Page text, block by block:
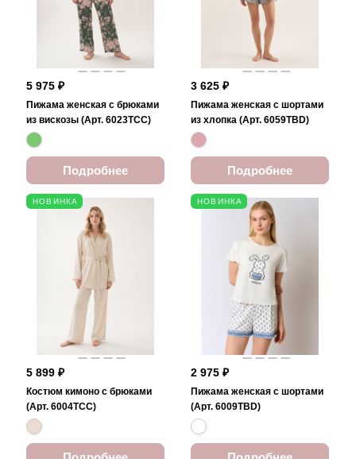
5 975 ₽
Пижама женская с брюками
из вискозы (Арт. 6023TCC)
Подробнее
3 625 ₽
Пижама женская с шортами
из хлопка (Арт. 6059TBD)
Подробнее
НОВИНКА
5 899 ₽
Костюм кимоно с брюками
(Арт. 6004TCC)
НОВИНКА
2 975 ₽
Пижама женская с шортами
(Арт. 6009TBD)